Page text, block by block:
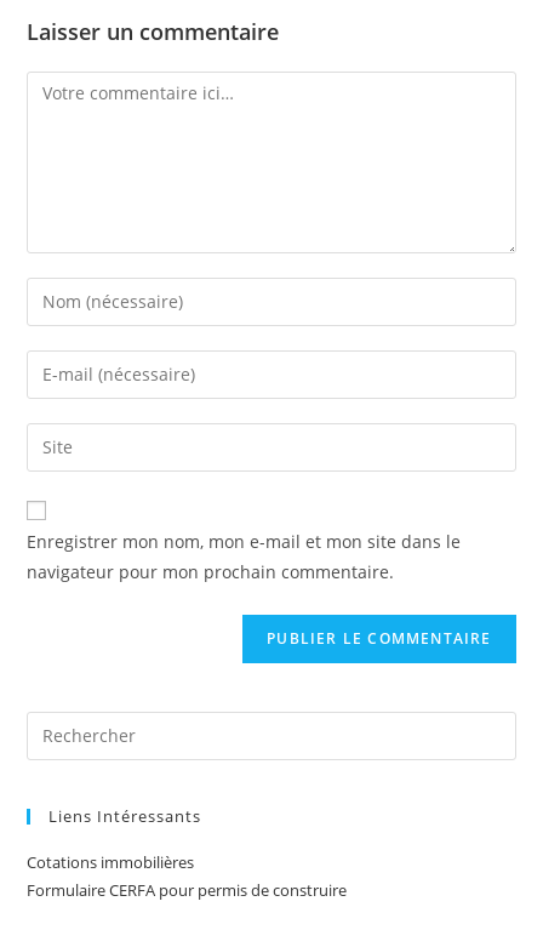
Laisser un commentaire
Comment
Enter
your
name
comment
Enter
your
email
address
comment
Saisir
l’URL
de
votre
(facultatif)
Enregistrer mon nom, mon e-mail et mon site dans le
navigateur pour mon prochain commentaire.
Liens Intéressants
Cotations immobilières
Formulaire CERFA pour permis de construire